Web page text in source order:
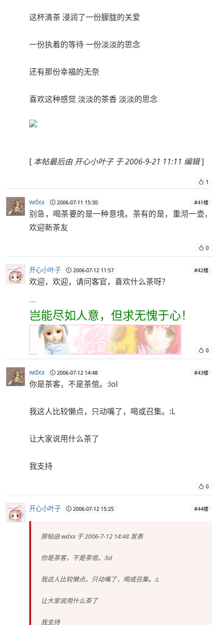
这杯清茶 浸润了一份朦胧的关爱
一份执着的等待 一份淡淡的思念
还有那份幸福的无奈
喜欢这种感觉 淡淡的茶香 淡淡的思念
[ 本帖最后由 开心小叶子 于 2006-9-21 11:11 编辑]
1
wdxx 2006-07-11 15:30 #41楼
别急，喝茶要的是一种意境。茶有的是，重沏一壶，
欢迎新茶友
0
开心小叶子 2006-07-12 11:57 #42楼
欢迎，欢迎，请问客官，喜欢什么茶呀？
---
岂能尽如人意，但求无愧于心！
0
wdxx 2006-07-12 14:48 #43楼
你是茶客，不是茶倌。:lol
我这人比较懒点，只动嘴了，喝或召集。:L
让大家说用什么茶了
我支持
0
开心小叶子 2006-07-12 15:25 #44楼
原帖由wdxx于 2006-7-12 14:48 发表
你是茶客，不是茶倌。:lol
我这人比较懒点，只动嘴了，喝或召集。:L
让大家说用什么茶了
我支持